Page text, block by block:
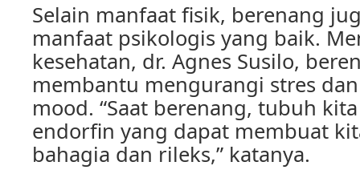
Selain manfaat fisik, berenang
manfaat psikologis yang baik.
kesehatan, dr. Agnes Susilo,
membantu mengurangi stres
mood. “Saat berenang, tubuh
endorfin yang dapat membuat
bahagia dan rileks,” katanya.